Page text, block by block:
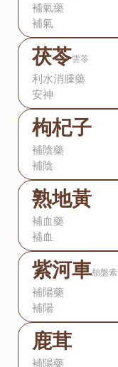
補氣藥
補氣
茯苓雲苓
利水消腫藥
安神
枸杞子
補陰藥
補陰
熟地黃
補血藥
補血
紫河車胎盤素
補陽藥
補陽
鹿茸
補陽藥